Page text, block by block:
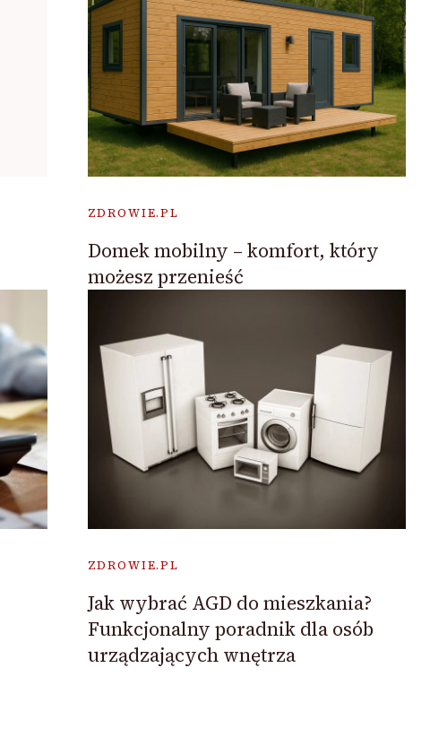
ZDROWIE.PL
Domek mobilny – komfort, który
możesz przenieść
ZDROWIE.PL
Jak wybrać AGD do mieszkania?
Funkcjonalny poradnik dla osób
urządzających wnętrza